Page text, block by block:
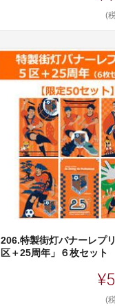
(
206.特製街灯バナーレプ
区＋25周年」６枚セット
(